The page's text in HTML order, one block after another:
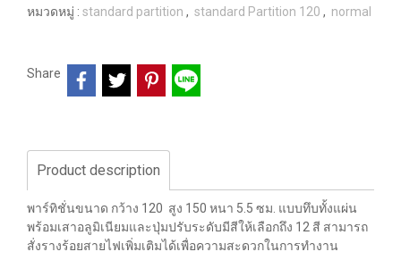
หมวดหมู่ : standard partition , standard Partition 120 , normal
Share
Product description
พาร์ทิชั่นขนาด กว้าง 120 สูง 150 หนา 5.5 ซม. แบบทึบทั้งแผ่น
พร้อมเสาอลูมิเนียมและปุ่มปรับระดับมีสีให้เลือกถึง 12 สี สามารถ
สั่งรางร้อยสายไฟเพิ่มเติมได้เพื่อความสะดวกในการทำงาน